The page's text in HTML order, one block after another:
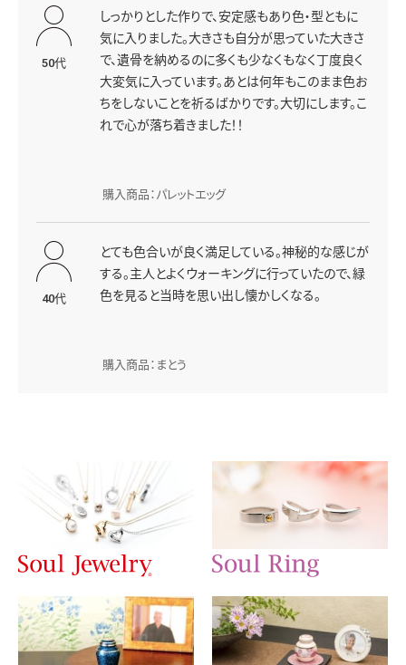
50代
しっかりとした作りで、安定感もあり色・型ともに
気に入りました。大きさも自分が思っていた大きさ
で、遺骨を納めるのに多くも少なくもなく丁度良く
大変気に入っています。あとは何年もこのまま色お
ちをしないことを祈るばかりです。大切にします。こ
れで心が落ち着きました！！
購入商品：パレットエッグ
40代
とても色合いが良く満足している。神秘的な感じが
する。主人とよくウォーキングに行っていたので、緑
色を見ると当時を思い出し懐かしくなる。
購入商品：まとう